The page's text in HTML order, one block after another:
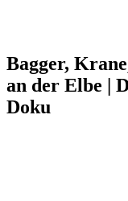
Bagger,
an der Elbe |
Doku